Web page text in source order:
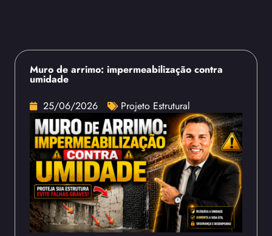
Muro de arrimo: impermeabilização contra
umidade
25/06/2026
Projeto Estrutural